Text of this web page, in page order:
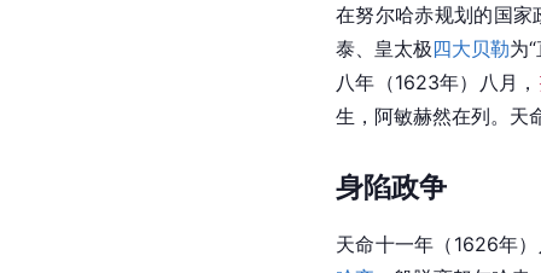
在努尔哈赤规划的国
泰、皇太极四大贝勒为
八年（1623年）八月，
生，阿敏赫然在列。天
身陷政争
天命十一年（1626年